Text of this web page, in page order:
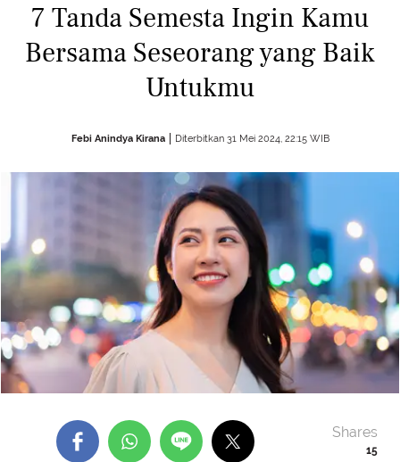
7 Tanda Semesta Ingin Kamu
Bersama Seseorang yang Baik
Untukmu
Febi Anindya Kirana Diterbitkan 31 Mei 2024, 22:15 WIB
15
Shares